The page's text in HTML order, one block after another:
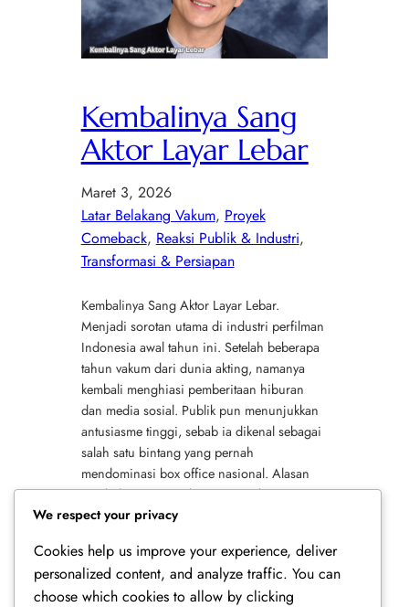
Kembalinya Sang
Aktor Layar Lebar
Maret 3, 2026
Latar Belakang Vakum, Proyek
Comeback, Reaksi Publik & Industri
Transformasi & Persiapan
Kembalinya Sang Aktor Layar Lebar.
Menjadi sorotan utama di industri perfilman
Indonesia awal tahun ini. Setelah beberapa
tahun vakum dari dunia akting, namanya
kembali menghiasi pemberitaan hiburan
dan media sosial. Publik pun menunjukkan
antusiasme tinggi, sebab ia dikenal sebagai
salah satu bintang yang pernah
mendominasi box office nasional. Alasan
Kembalinya Sang Aktor Layar Lebar
Setelah…
We respect your privacy
Cookies help us improve your experience, deliver
personalized content, and analyze traffic. You can
choose which cookies to allow by clicking